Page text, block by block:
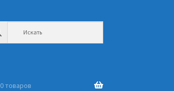
0 товаров